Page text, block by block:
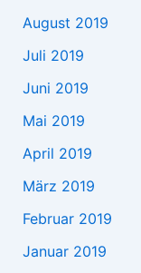
August 2019
Juli 2019
Juni 2019
Mai 2019
April 2019
März 2019
Februar 2019
Januar 2019